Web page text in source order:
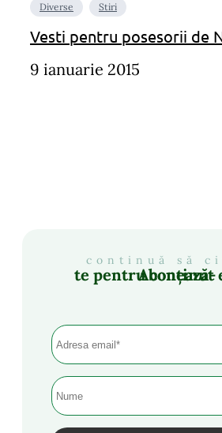
Diverse Stiri
Vesti pentru posesorii de
9 ianuarie 2015
continuă să
Abonează-te pentru